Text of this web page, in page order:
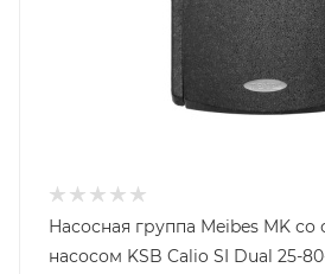
Насосная группа Meibes MK со
насосом KSB Calio SI Dual 25-